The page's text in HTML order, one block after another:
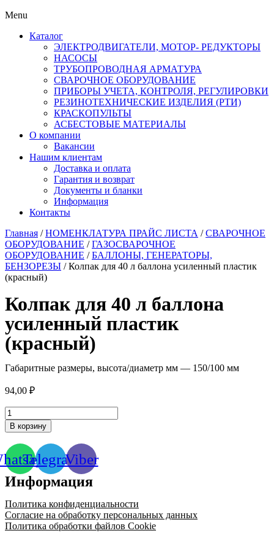
Menu
Каталог
ЭЛЕКТРОДВИГАТЕЛИ, МОТОР- РЕДУКТОРЫ
НАСОСЫ
ТРУБОПРОВОДНАЯ АРМАТУРА
СВАРОЧНОЕ ОБОРУДОВАНИЕ
ПРИБОРЫ УЧЕТА, КОНТРОЛЯ, РЕГУЛИРОВКИ
РЕЗИНОТЕХНИЧЕСКИЕ ИЗДЕЛИЯ (РТИ)
КРАСКОПУЛЬТЫ
АСБЕСТОВЫЕ МАТЕРИАЛЫ
О компании
Вакансии
Нашим клиентам
Доставка и оплата
Гарантия и возврат
Документы и бланки
Информация
Контакты
Главная /НОМЕНКЛАТУРА ПРАЙС ЛИСТА /СВАРОЧНОЕ
ОБОРУДОВАНИЕ /ГАЗОСВАРОЧНОЕ
ОБОРУДОВАНИЕ /БАЛЛОНЫ, ГЕНЕРАТОРЫ,
БЕНЗОРЕЗЫ / Колпак для 40 л баллона усиленный пластик
(красный)
Колпак для 40 л баллона
усиленный пластик
(красный)
Габаритные размеры, высота/диаметр мм — 150/100 мм
94,00 ₽
Количество
товара
Колпак
для
40
л
баллона
усиленный
пластик
(красный)
В корзину
TelegramViber
Информация
Политика конфиденциальности
Согласие на обработку персональных данных
Политика обработки файлов Cookie